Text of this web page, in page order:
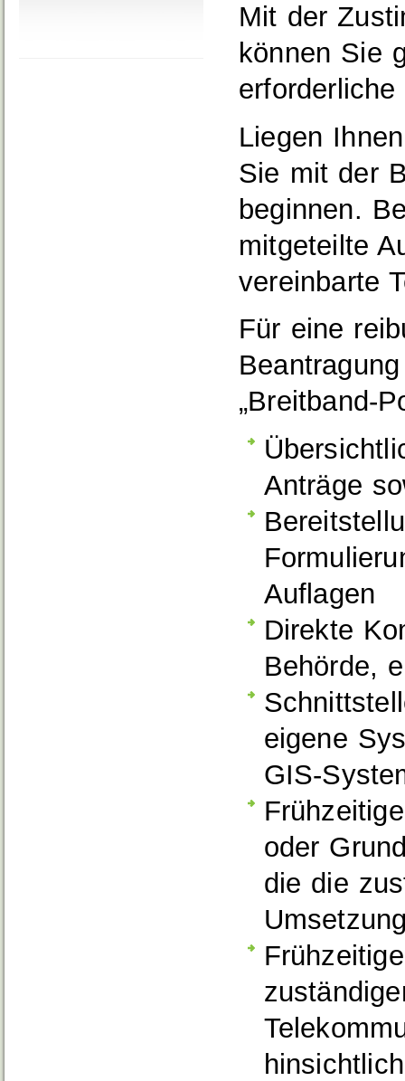
Mit der
können Sie
Liegen
Sie mit der
beginnen.
mitgeteilte
vereinbarte
Für eine
„Breitband-
Anträge
Auflagen
Direkte
Behörde,
eigene
GIS-
oder
die die